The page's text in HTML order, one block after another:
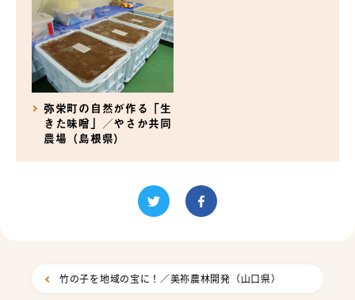
弥栄町の自然が作る「生
きた味噌」／やさか共同
農場（島根県）
竹の子を地域の宝に！／美祢農林開発（山口県）